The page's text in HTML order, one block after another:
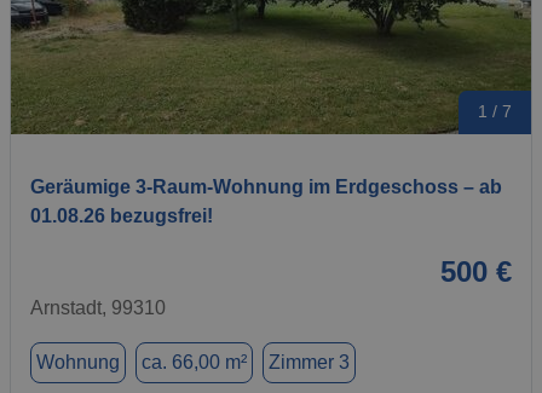
1 / 7
Geräumige 3-Raum-Wohnung im Erdgeschoss – ab
01.08.26 bezugsfrei!
500 €
Arnstadt, 99310
Wohnung ca. 66,00 m² Zimmer 3